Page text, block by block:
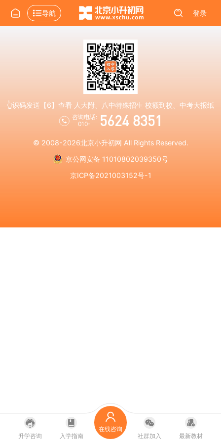
导航 登录
👆识码发送【6】查看 人大附、八中特殊招生 校额到校、中考大报纸
咨询电话:
010-
5624 8351
© 2008-2026北京小升初网 All Rights Reserved.
京公网安备 11010802039350号
京ICP备2021003152号-1
升学咨询 入学指南
在线咨询
社群加入
最新教材